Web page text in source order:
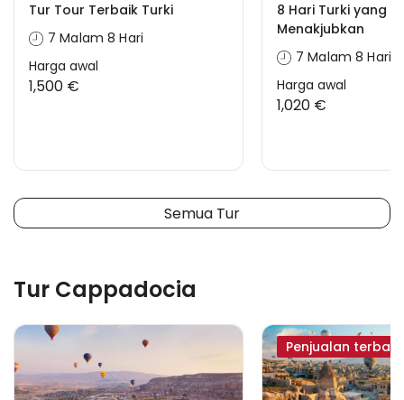
Tur Tour Terbaik Turki
7 Malam 8 Hari
Harga awal
1,500 €
8 Hari Turki yang
Menakjubkan
7 Malam 8 Hari
Harga awal
1,020 €
Semua Tur
Tur Cappadocia
Penjualan terbaik